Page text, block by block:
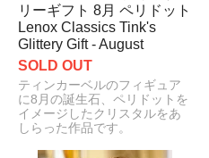
リーギフト 8月 ペリドット
Lenox Classics Tink's
Glittery Gift - August
SOLD OUT
ティンカーベルのフィギュア
に8月の誕生石、ペリドットを
イメージしたクリスタルをあ
しらった作品です。